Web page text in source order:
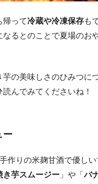
帰って冷蔵や冷凍保存も
なるとのことで夏場のお
芋の美味しさのひみつに
読んでみてくださいね！
ー
作りの米麹甘酒で優し
き芋スムージー 」や「バ